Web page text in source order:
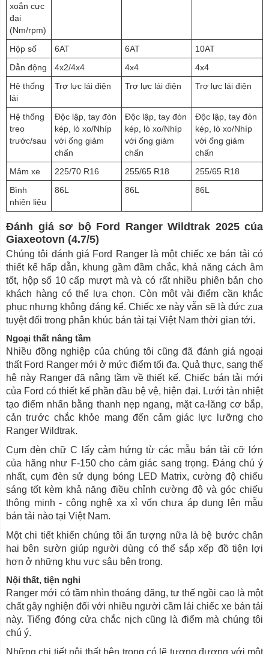
xoắn cực
đại
(Nm/rpm)
Hộp số 6AT 6AT
10AT
Dẫn động
4x2/4x4 4x4
4x4
Hệ thống
lái
Trợ lực lái điện Trợ lực lái điện Trợ lực lái điện
Hệ thống
treo
trước/sau
Độc lập, tay đòn
kép, lò xo/Nhíp
với ống giảm
chấn
Độc lập, tay đòn
kép, lò xo/Nhíp
với ống giảm
chấn
Độc lập, tay đòn
kép, lò xo/Nhíp
với ống giảm
chấn
Mâm xe
225/70 R16 255/65 R18
255/65 R18
Bình
nhiên liệu
86L 86L 86L
Đánh giá sơ bộ Ford Ranger Wildtrak 2025 của
Giaxeotovn (4.7/5)
Chúng tôi đánh giá Ford Ranger là một chiếc xe bán tải có
thiết kế hấp dẫn, khung gầm đầm chắc, khả năng cách âm
tốt, hộp số 10 cấp mượt mà và có rất nhiều phiên bản cho
khách hàng có thể lựa chọn. Còn một vài điểm cần khắc
phục nhưng không đáng kể. Chiếc xe này vẫn sẽ là đức zua
tuyệt đối trong phân khúc bán tải tại Việt Nam thời gian tới.
Ngoại thất nâng tầm
Nhiều đồng nghiệp của chúng tôi cũng đã đánh giá ngoại
thất Ford Ranger mới ở mức điểm tối đa. Quả thực, sang thế
hệ này Ranger đã nâng tầm về thiết kế. Chiếc bán tải mới
của Ford có thiết kế phần đầu bệ vệ, hiện đại. Lưới tản nhiệt
tạo điểm nhấn bằng thanh nẹp ngang, mặt ca-lăng cơ bắp,
cản trước chắc khỏe mang đến cảm giác lực lưỡng cho
Ranger Wildtrak.
Cụm đèn chữ C lấy cảm hứng từ các mẫu bán tải cỡ lớn
của hãng như F-150 cho cảm giác sang trọng. Đáng chú ý
nhất, cụm đèn sử dụng bóng LED Matrix, cường độ chiếu
sáng tốt kèm khả năng điều chỉnh cường độ và góc chiếu
thông minh - công nghệ xa xỉ vốn chưa áp dụng lên mẫu
bán tải nào tại Việt Nam.
Một chi tiết khiến chúng tôi ấn tượng nữa là bệ bước chân
hai bên sườn giúp người dùng có thể sắp xếp đồ tiện lợi
hơn ở những khu vực sâu bên trong.
Nội thất, tiện nghi
Ranger mới có tầm nhìn thoáng đãng, tư thế ngồi cao là một
chất gây nghiện đối với nhiều người cầm lái chiếc xe bán tải
này. Tiếng đóng cửa chắc nịch cũng là điểm mà chúng tôi
chú ý.
Những chi tiết nội thất bên trong có lẽ tương đương với một